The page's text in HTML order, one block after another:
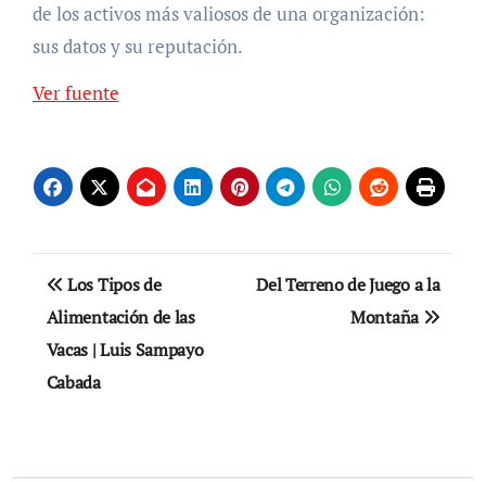
de los activos más valiosos de una organización:
sus datos y su reputación.
Navegación
entradas
Ver fuente
Navegación
de
entradas
Los Tipos de
Alimentación de las
Vacas | Luis Sampayo
Cabada
Del Terreno de Juego a la
Montaña